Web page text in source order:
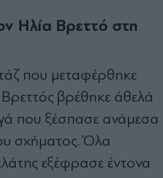
Ηλία Βρεττό στη
που μεταφέρθηκε
βρέθηκε άθελά
που ξέσπασε ανάμεσα
σχήματος. Όλα
εξέφρασε έντονα